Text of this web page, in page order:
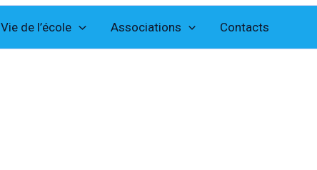
Vie de l’école Associations Contacts